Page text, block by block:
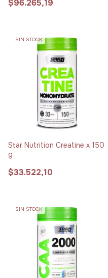
$96.265,19
SIN STOCK
Star Nutrition Creatine x 150
g
$33.522,10
SIN STOCK